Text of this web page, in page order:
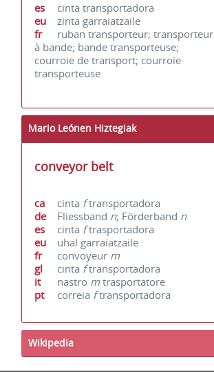
es
cinta transportadora
eu
zinta garraiatzaile
fr
ruban transporteur; transporteur
à bande; bande transporteuse;
courroie de transport; courroie
transporteuse
Mario Leónen Hiztegiak
conveyor belt
ca cinta ftransportadora
de
Fliessband n; Förderband n
es
cinta ftrasportadora
eu
uhal garraiatzaile
fr
convoyeur m
gl
cinta ftransportadora
it
nastro mtrasportatore
pt
correia ftransportadora
Wikipedia